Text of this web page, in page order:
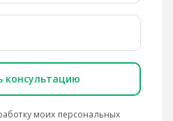
консультацию
моих персональных